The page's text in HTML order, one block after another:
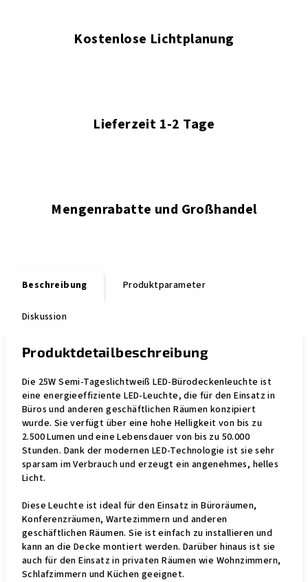
Kostenlose Lichtplanung
Lieferzeit 1-2 Tage
Mengenrabatte und Großhandel
Beschreibung Produktparameter
Diskussion
Produktdetailbeschreibung
Die 25W Semi-Tageslichtweiß LED-Bürodeckenleuchte ist
eine energieeffiziente LED-Leuchte, die für den Einsatz in
Büros und anderen geschäftlichen Räumen konzipiert
wurde. Sie verfügt über eine hohe Helligkeit von bis zu
2.500 Lumen und eine Lebensdauer von bis zu 50.000
Stunden. Dank der modernen LED-Technologie ist sie sehr
sparsam im Verbrauch und erzeugt ein angenehmes, helles
Licht.
Diese Leuchte ist ideal für den Einsatz in Büroräumen,
Konferenzräumen, Wartezimmern und anderen
geschäftlichen Räumen. Sie ist einfach zu installieren und
kann an die Decke montiert werden. Darüber hinaus ist sie
auch für den Einsatz in privaten Räumen wie Wohnzimmern,
Schlafzimmern und Küchen geeignet.